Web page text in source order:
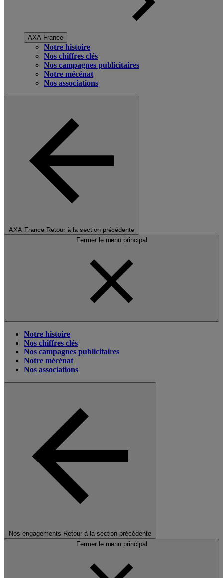
AXA France
Notre histoire
Nos chiffres clés
Nos campagnes publicitaires
Notre mécénat
Nos associations
AXA France Retour à la section précédente
Fermer le menu principal
Notre histoire
Nos chiffres clés
Nos campagnes publicitaires
Notre mécénat
Nos associations
Nos engagements Retour à la section précédente
Fermer le menu principal